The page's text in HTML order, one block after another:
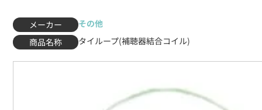
メーカー
その他
商品名称
タイループ(補聴器結合コイル)